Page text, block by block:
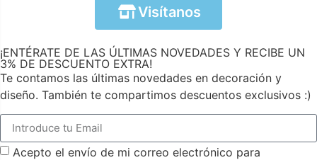
Visítanos
¡ENTÉRATE DE LAS ÚLTIMAS NOVEDADES Y RECIBE UN
3% DE DESCUENTO EXTRA!
Te contamos las últimas novedades en decoración y
diseño. También te compartimos descuentos exclusivos :)
Acepto el envío de mi correo electrónico para